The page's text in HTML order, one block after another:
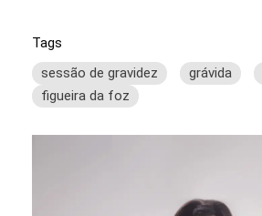
Tags
sessão de gravidez
grávida
figueira da foz